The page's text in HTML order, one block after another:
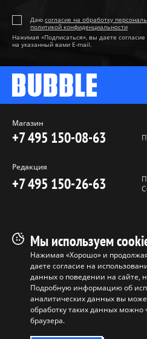
Даю согласие на обработку
политикой конфиденциальности
Нажимая «Подписаться», вы даете
на указанный вами E-mail.
Магазин
+7 495 150-08-63
Редакция
+7 495 150-26-63
Пользовательское соглашение
Политика конфиденциальности
Программа лояльности
Условия продажи продукции
Копирование материалов без
разрешения запрещено ©
ООО "БАБЛ", 2017-2026
Мы используем
Нажимая «Хорошо» и
даете согласие на
данных о поведении на сайте,
Подробную информацию об
аналитических данных вы
обработку таких данных можно
браузера.